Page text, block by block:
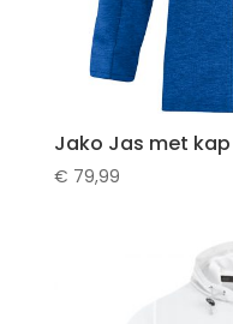
Jako Jas met
€ 79,99